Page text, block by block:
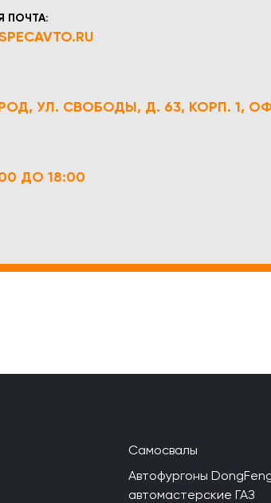
ПОЧТА:
УЛ. СВОБОДЫ, Д. 63, КОРП. 1,
ДО 18:00
Самосвалы
Автофургоны DongFeng, JAC,
автомастерские ГАЗ